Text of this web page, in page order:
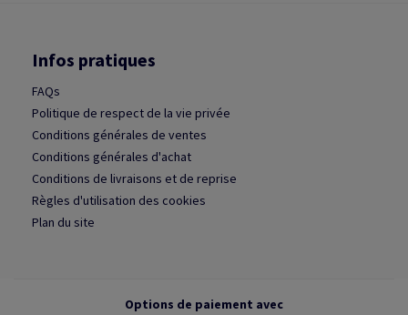
Infos pratiques
FAQs
Politique de respect de la vie privée
Conditions générales de ventes
Conditions générales d'achat
Conditions de livraisons et de reprise
Règles d'utilisation des cookies
Plan du site
Options de paiement avec